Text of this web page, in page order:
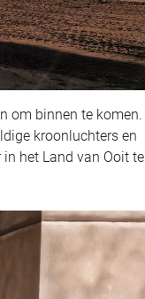
om binnen te komen.
kroonluchters en
in het Land van Ooit te